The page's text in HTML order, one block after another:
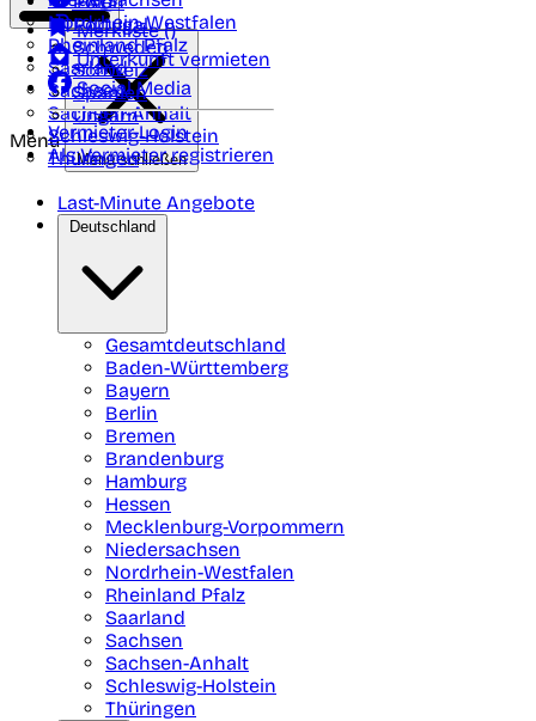
Nordrhein-Westfalen
Rheinland Pfalz
Saarland
Sachsen
Sachsen-Anhalt
Schleswig-Holstein
Thüringen
Portugal
Schweden
Schweiz
Spanien
Ungarn
Merkliste ()
Unterkunft vermieten
Social Media
Vermieter-Login
Als Vermieter registrieren
Menü
Menü schließen
Last-Minute Angebote
Deutschland
Gesamtdeutschland
Baden-Württemberg
Bayern
Berlin
Bremen
Brandenburg
Hamburg
Hessen
Mecklenburg-Vorpommern
Niedersachsen
Nordrhein-Westfalen
Rheinland Pfalz
Saarland
Sachsen
Sachsen-Anhalt
Schleswig-Holstein
Thüringen